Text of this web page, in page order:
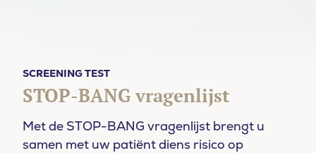
SCREENING TEST
STOP-BANG vragenlijst
Met de STOP-BANG vragenlijst brengt u
samen met uw patiënt diens risico op